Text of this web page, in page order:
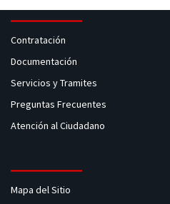
Contratación
Documentación
Servicios y Tramites
Preguntas Frecuentes
Atención al Ciudadano
Mapa del Sitio